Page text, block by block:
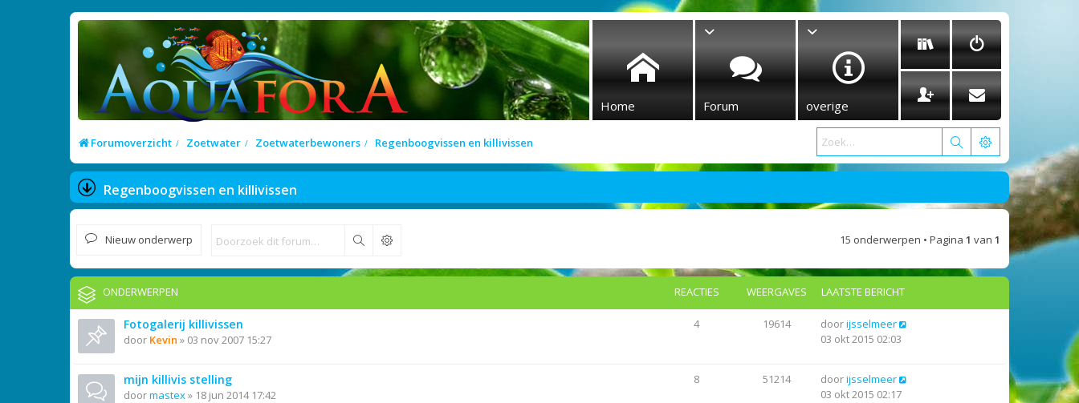
Home Forum overige
Forumoverzicht Zoetwater Zoetwaterbewoners Regenboogvissen en killivissen
Regenboogvissen en killivissen
Nieuw onderwerp Zoek 15 onderwerpen • Pagina 1 van 1
ONDERWERPEN REACTIES WEERGAVES LAATSTE BERICHT
Fotogalerij killivissen
door Kevin » 03 nov 2007 15:27
4 19614 doorijsselmeer
03 okt 2015 02:03
mijn killivis stelling
doormastex» 18 jun 2014 17:42
8 51214 doorijsselmeer
03 okt 2015 02:17